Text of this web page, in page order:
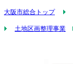
大阪市総合トップ
土地区画整理事業